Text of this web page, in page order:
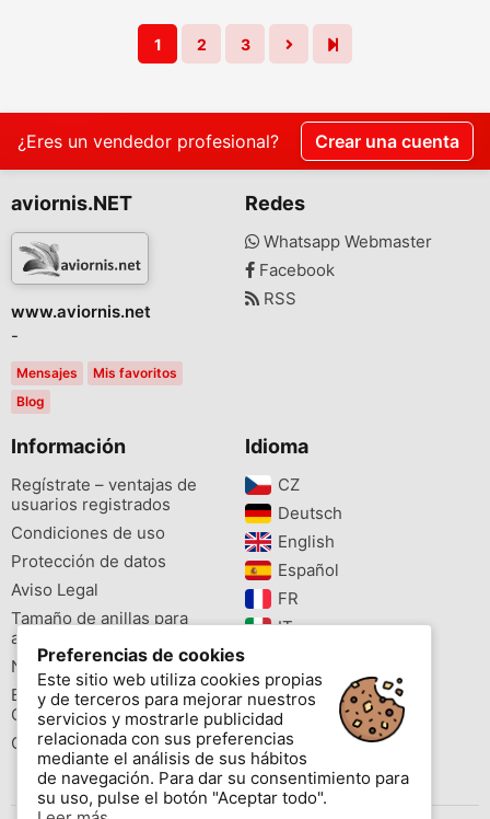
1 2 3
¿Eres un vendedor profesional? Crear una cuenta
aviornis.NET
www.aviornis.net
-
Mensajes
Mis favoritos
Blog
Redes
Whatsapp Webmaster
Facebook
RSS
Información
Regístrate – ventajas de
usuarios registrados
Condiciones de uso
Protección de datos
Aviso Legal
Tamaño de anillas para
aves
Newsletter
Buscador de especies
Cites
Colores de las anillas
Idioma
CZ‎
Deutsch‎
English‎
Español‎
FR‎
IT‎
PL‎
PT‎
Preferencias de cookies
Este sitio web utiliza cookies propias
y de terceros para mejorar nuestros
servicios y mostrarle publicidad
relacionada con sus preferencias
mediante el análisis de sus hábitos
de navegación. Para dar su consentimiento para
su uso, pulse el botón "Aceptar todo".